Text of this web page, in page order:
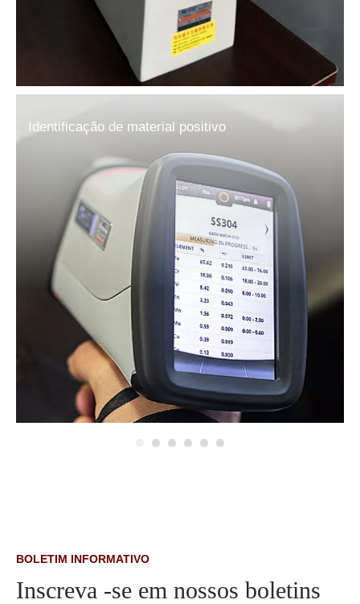
Identificação de material positivo
BOLETIM INFORMATIVO
Inscreva -se em nossos boletins